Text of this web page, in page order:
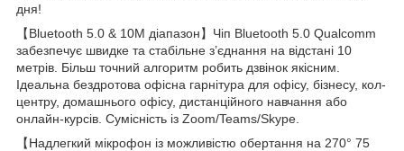
дня!
【Bluetooth 5.0 & 10M діапазон】Чіп Bluetooth 5.0 Qualcomm
забезпечує швидке та стабільне з’єднання на відстані 10
метрів. Більш точний алгоритм робить дзвінок якісним.
Ідеальна бездротова офісна гарнітура для офісу, бізнесу, кол-
центру, домашнього офісу, дистанційного навчання або
онлайн-курсів. Сумісність із Zoom/Teams/Skype.
【Надлегкий мікрофон із можливістю обертання на 270° 75